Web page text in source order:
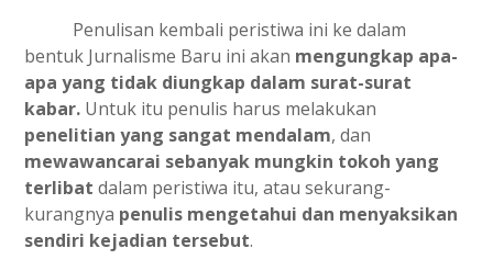
Penulisan kembali peristiwa ini ke dalam
bentuk Jurnalisme Baru ini akan mengungkap apa-
apa yang tidak diungkap dalam surat-surat
kabar. Untuk itu penulis harus melakukan
penelitian yang sangat mendalam, dan
mewawancarai sebanyak mungkin tokoh yang
terlibat dalam peristiwa itu, atau sekurang-
kurangnya penulis mengetahui dan menyaksikan
sendiri kejadian tersebut.